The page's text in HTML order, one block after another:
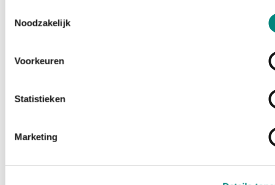
Noodzakelijk
Voorkeuren
Statistieken
Marketing